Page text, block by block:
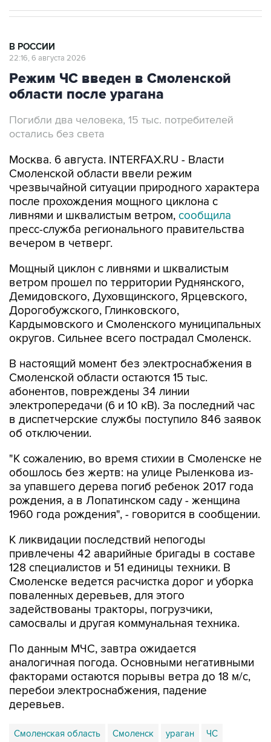
В РОССИИ
22:16, 6 августа 2026
Режим ЧС введен в Смоленской
области после урагана
Погибли два человека, 15 тыс. потребителей
остались без света
Москва. 6 августа. INTERFAX.RU - Власти
Смоленской области ввели режим
чрезвычайной ситуации природного характера
после прохождения мощного циклона с
ливнями и шквалистым ветром, сообщила
пресс-служба регионального правительства
вечером в четверг.
Мощный циклон с ливнями и шквалистым
ветром прошел по территории Руднянского,
Демидовского, Духовщинского, Ярцевского,
Дорогобужского, Глинковского,
Кардымовского и Смоленского муниципальных
округов. Сильнее всего пострадал Смоленск.
В настоящий момент без электроснабжения в
Смоленской области остаются 15 тыс.
абонентов, повреждены 34 линии
электропередачи (6 и 10 кВ). За последний час
в диспетчерские службы поступило 846 заявок
об отключении.
"К сожалению, во время стихии в Смоленске не
обошлось без жертв: на улице Рыленкова из-
за упавшего дерева погиб ребенок 2017 года
рождения, а в Лопатинском саду - женщина
1960 года рождения", - говорится в сообщении.
К ликвидации последствий непогоды
привлечены 42 аварийные бригады в составе
128 специалистов и 51 единицы техники. В
Смоленске ведется расчистка дорог и уборка
поваленных деревьев, для этого
задействованы тракторы, погрузчики,
самосвалы и другая коммунальная техника.
По данным МЧС, завтра ожидается
аналогичная погода. Основными негативными
факторами остаются порывы ветра до 18 м/с,
перебои электроснабжения, падение
деревьев.
Смоленская область Смоленск ураган ЧС